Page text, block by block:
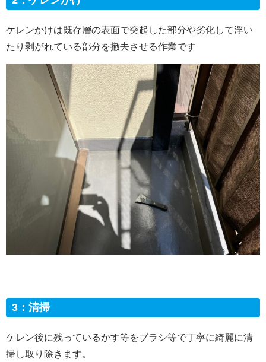
ケレンかけは既存層の表面で突起した部分や劣化して浮い
たり剥がれている部分を撤去させる作業です
3：清掃
ケレン後に残っているかす等をブラシ等で丁寧に綺麗に清
掃し取り除きます。